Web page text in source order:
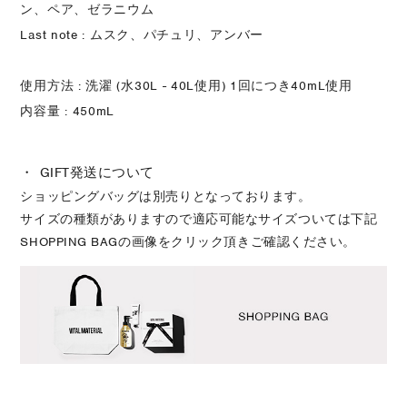
ン、ペア、ゼラニウム
Last note : ムスク、パチュリ、アンバー
使用方法 : 洗濯 (水30L - 40L使用) 1回につき40mL使用
内容量 : 450mL
・ GIFT発送について
ショッピングバッグは別売りとなっております。
サイズの種類がありますので適応可能なサイズついては下記
SHOPPING BAGの画像をクリック頂きご確認ください。